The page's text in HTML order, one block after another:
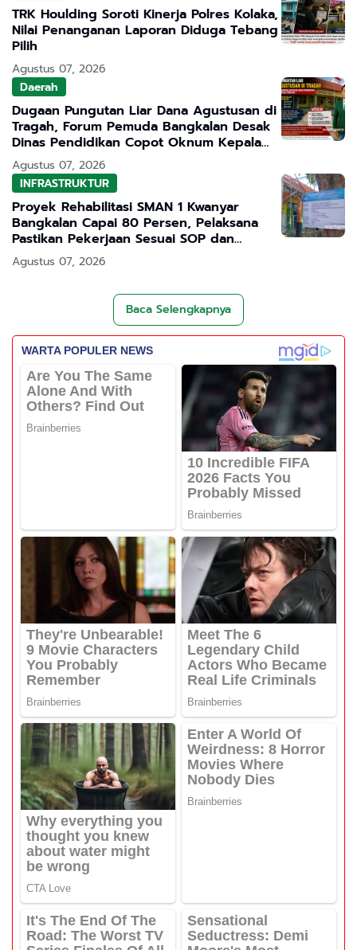
TRK Houlding Soroti Kinerja Polres Kolaka,
Nilai Penanganan Laporan Diduga Tebang
Pilih
Agustus 07, 2026
Daerah
Dugaan Pungutan Liar Dana Agustusan di
Tragah, Forum Pemuda Bangkalan Desak
Dinas Pendidikan Copot Oknum Kepala
Sekolah
Agustus 07, 2026
INFRASTRUKTUR
Proyek Rehabilitasi SMAN 1 Kwanyar
Bangkalan Capai 80 Persen, Pelaksana
Pastikan Pekerjaan Sesuai SOP dan
Transparan
Agustus 07, 2026
Baca Selengkapnya